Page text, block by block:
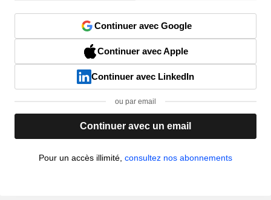
Continuer avec Google
Continuer avec Apple
Continuer avec LinkedIn
ou par email
Continuer avec un email
Pour un accès illimité, consultez nos abonnements